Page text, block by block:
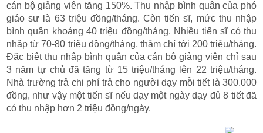
cán bộ giảng viên tăng 150%. Thu nhập bình quân của phó
giáo sư là 63 triệu đồng/tháng. Còn tiến sĩ, mức thu nhập
bình quân khoảng 40 triệu đồng/tháng. Nhiều tiến sĩ có thu
nhập từ 70-80 triệu đồng/tháng, thậm chí tới 200 triệu/tháng.
Đặc biệt thu nhập bình quân của cán bộ giảng viên chỉ sau
3 năm tự chủ đã tăng từ 15 triệu/tháng lên 22 triệu/tháng.
Nhà trường trả chi phí trả cho người dạy mỗi tiết là 300.000
đồng, như vậy một tiến sĩ nếu dạy một ngày dạy đủ 8 tiết đã
có thu nhập hơn 2 triệu đồng/ngày.